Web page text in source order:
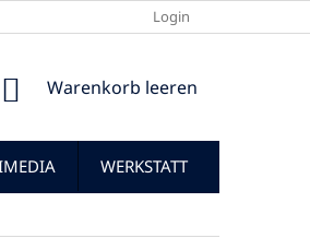
Login
WARENKORB
Warenkorb leeren
WERKSTATT